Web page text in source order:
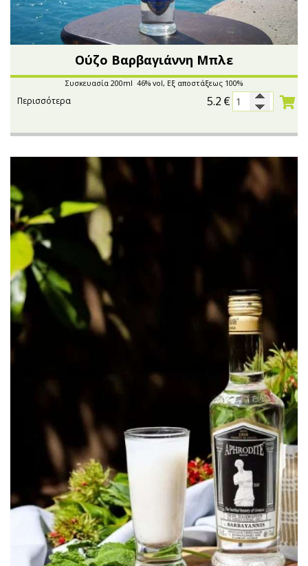
Ούζο Βαρβαγιάννη Μπλε
Συσκευασία 200ml 46% vol, Εξ αποστάξεως 100%
5.2 €
Περισσότερα